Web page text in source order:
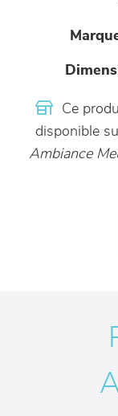
Ce
disponible
Ambiance